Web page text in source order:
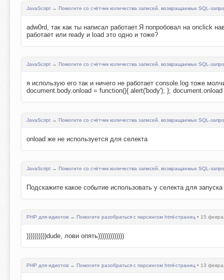
JavaScript → Помогите со счётчик количества записей, возвращаемых SQL-
adw0rd, так как ты написал работает.Я попробовал на onclick
работает или ready и load это одно и тоже?
JavaScript → Помогите со счётчик количества записей, возвращаемых SQL-
я использую его так и ничего не работает console.log тоже
document.body.onload = function(){ alert('body'); };
JavaScript → Помогите со счётчик количества записей, возвращаемых SQL-
onload же не используется для селекта
JavaScript → Помогите со счётчик количества записей, возвращаемых SQL-
Подскажите какое событие использовать у селекта для
PHP для идиотов → Помогите разобраться с парсингом html-страниц • 15
))))))))))dude, лови опять)))))))))))))
PHP для идиотов → Помогите разобраться с парсингом html-страниц • 13